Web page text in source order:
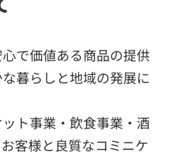
で価値ある商品の提供
暮らしと地域の発展に
ト事業・飲食事業・酒
客様と良質なコミニケ